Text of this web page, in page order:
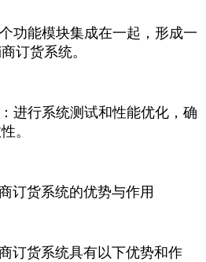
功能模块集成在一起，形成一
订货系统。
进行系统测试和性能优化，确
。
订货系统的优势与作用
订货系统具有以下优势和作